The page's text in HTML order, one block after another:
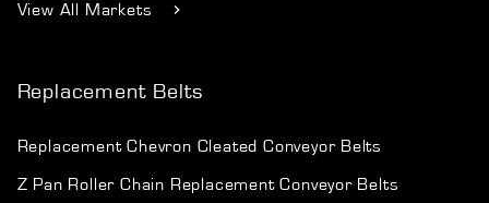
View All Markets
Replacement Belts
Replacement Chevron Cleated Conveyor Belts
Z Pan Roller Chain Replacement Conveyor Belts